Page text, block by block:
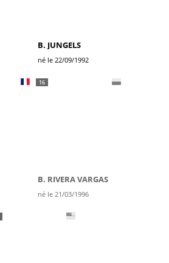
B. JUNGELS
né le 22/09/1992
16
B. RIVERA VARGAS
né le 21/03/1996